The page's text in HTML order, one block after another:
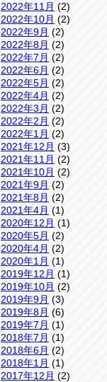
2022年11月 (2)
2022年10月 (2)
2022年9月 (2)
2022年8月 (2)
2022年7月 (2)
2022年6月 (2)
2022年5月 (2)
2022年4月 (2)
2022年3月 (2)
2022年2月 (2)
2022年1月 (2)
2021年12月 (3)
2021年11月 (2)
2021年10月 (2)
2021年9月 (2)
2021年8月 (2)
2021年4月 (1)
2020年12月 (1)
2020年5月 (2)
2020年4月 (2)
2020年1月 (1)
2019年12月 (1)
2019年10月 (2)
2019年9月 (3)
2019年8月 (6)
2019年7月 (1)
2018年7月 (1)
2018年6月 (2)
2018年1月 (1)
2017年12月 (2)